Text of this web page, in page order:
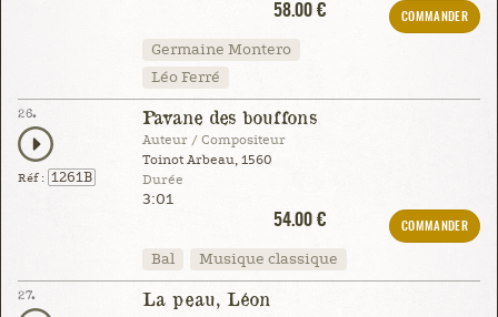
58.00 €
COMMANDER
Germaine Montero
Léo Ferré
26.
Réf : 1261B
Pavane des bouffons
Auteur / Compositeur
Toinot Arbeau, 1560
Durée
3:01
54.00 €
COMMANDER
Bal Musique classique
27. La peau, Léon